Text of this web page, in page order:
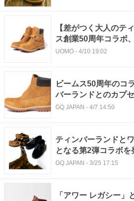
【差がつく大人のテ
ス創業50周年コラボ
た「リングブーツ」
UOMO - 4/10 19:02
ビームス50周年のコ
バーランドとのカプ
場！
GQ JAPAN - 4/7 14:50
ティンバーランドと
となる第2弾コラボを
GQ JAPAN - 3/25 17:15
「アワー レガシー」